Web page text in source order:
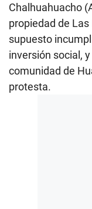
Chalhuahuacho
propiedad de
supuesto
inversión social,
comunidad de
protesta.